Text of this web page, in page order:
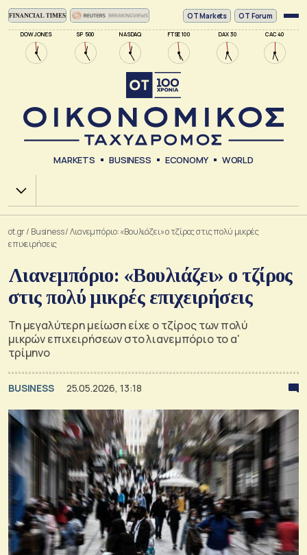
DOW JONES SP 500 NASDAQ FTSE 100 DAX 30 CAC 40
ΟΤ Markets OT Forum
MARKETS BUSINESS ECONOMY WORLD
Χ.Α.
ot.gr/ Business/Λιανεμπόριο: «Βουλιάζει» ο τζίρος στις πολύ μικρές
επιχειρήσεις
Λιανεμπόριο: «Βουλιάζει» ο τζίρος
στις πολύ μικρές επιχειρήσεις
Τη μεγαλύτερη μείωση είχε ο τζίρος των πολύ
μικρών επιχειρήσεων στο λιανεμπόριο το α'
τρίμηνο
BUSINESS 25.05.2026, 13:18